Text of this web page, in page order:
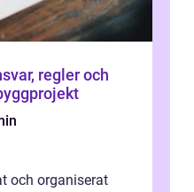
regler och
och organiserat